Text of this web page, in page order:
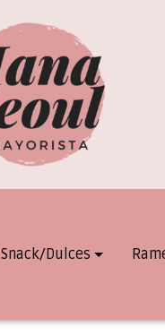
Snack/Dulces